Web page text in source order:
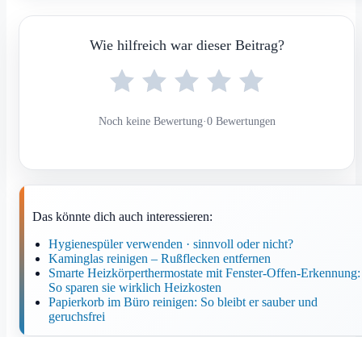
Wie hilfreich war dieser Beitrag?
Noch keine Bewertung·0 Bewertungen
Das könnte dich auch interessieren:
Hygienespüler verwenden · sinnvoll oder nicht?
Kaminglas reinigen – Rußflecken entfernen
Smarte Heizkörperthermostate mit Fenster-Offen-Erkennung:
So sparen sie wirklich Heizkosten
Papierkorb im Büro reinigen: So bleibt er sauber und
geruchsfrei